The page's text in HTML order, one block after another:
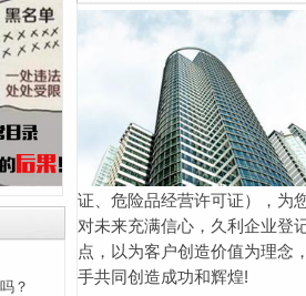
？
证、危险品经营许可证），为
对未来充满信心，久利企业登
点，以为客户创造价值为理念
手共同创造成功和辉煌!